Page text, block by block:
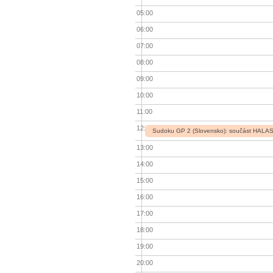
05:00
06:00
07:00
08:00
09:00
10:00
11:00
12:00Sudoku GP 2 (Slovensko): součást
13:00
14:00
15:00
16:00
17:00
18:00
19:00
20:00